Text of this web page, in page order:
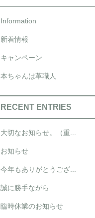
Information
新着情報
キャンペーン
本ちゃんは革職人
RECENT ENTRIES
大切なお知らせ。（重...
お知らせ
今年もありがとうござ...
誠に勝手ながら
臨時休業のお知らせ